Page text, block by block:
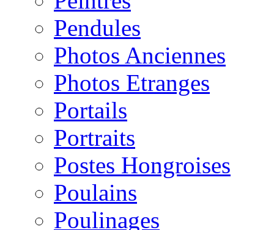
Pendules
Photos Anciennes
Photos Etranges
Portails
Portraits
Postes Hongroises
Poulains
Poulinages